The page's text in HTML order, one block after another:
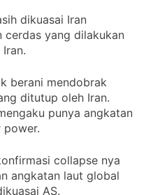
dikuasai Iran
cerdas yang dilakukan
berani mendobrak
ditutup oleh Iran.
punya angkatan
power.
collapse nya
angkatan laut global
AS.